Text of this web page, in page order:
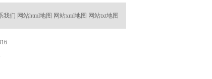
我们 网站html地图 网站xml地图 网站txt地图